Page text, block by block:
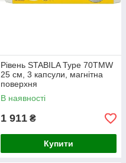
Рівень STABILA Type 70ТМW
25 см, 3 капсули, магнітна
поверхня
В наявності
1 911 ₴
Купити